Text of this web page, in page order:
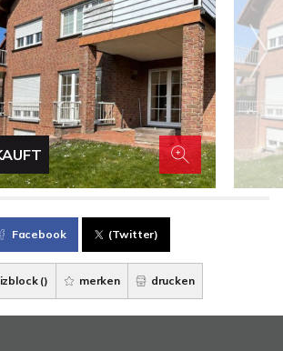
Facebook (Twitter)
() merken drucken